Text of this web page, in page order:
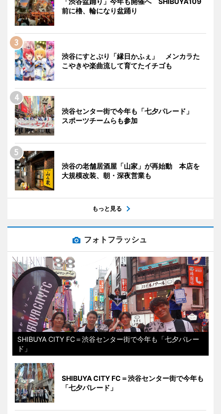
前に櫓、輪になり盆踊り
渋谷にすとぷり「縁日かふぇ」 メンカラた
こやきや楽曲流して育てたイチゴも
渋谷センター街で今年も「七夕パレード」
スポーツチームらも参加
渋谷の老舗居酒屋「山家」が再始動 本店を
大規模改装、朝・深夜営業も
もっと見る
フォトフラッシュ
SHIBUYA CITY FC＝渋谷センター街で今年も「七夕パレー
ド」
SHIBUYA CITY FC＝渋谷センター街で今年も
「七夕パレード」